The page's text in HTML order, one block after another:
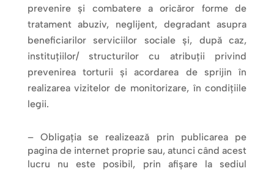
prevenire și combatere a oricăror forme de
tratament abuziv, neglijent, degradant asupra
beneficiarilor serviciilor sociale și, după caz,
instituțiilor/ structurilor cu atribuții privind
prevenirea torturii și acordarea de sprijin în
realizarea vizitelor de monitorizare, în condițiile
legii.
– Obligația se realizează prin publicarea pe
pagina de internet proprie sau, atunci când acest
lucru nu este posibil, prin afișare la sediul